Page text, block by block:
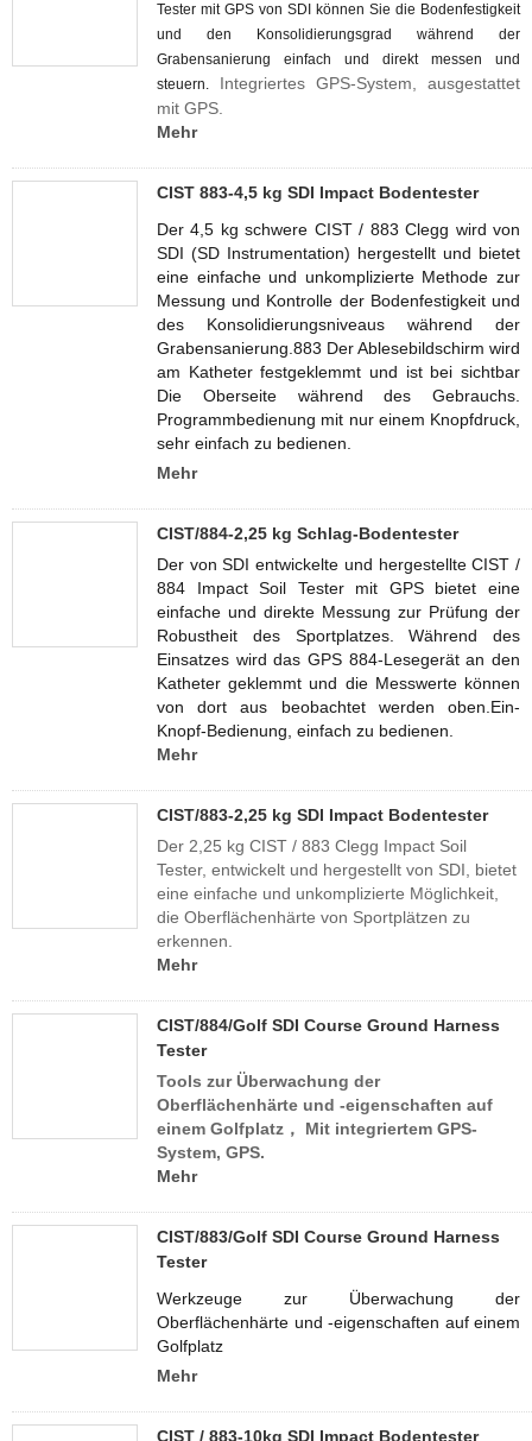
Tester mit GPS von SDI können Sie die Bodenfestigkeit
und den Konsolidierungsgrad während der
Grabensanierung einfach und direkt messen und
steuern.
Integriertes GPS-System, ausgestattet
mit GPS.
Mehr
CIST 883-4,5 kg SDI Impact Bodentester
Der 4,5 kg schwere CIST / 883 Clegg wird von
SDI (SD Instrumentation) hergestellt und bietet
eine einfache und unkomplizierte Methode zur
Messung und Kontrolle der Bodenfestigkeit und
des Konsolidierungsniveaus während der
Grabensanierung.883 Der Ablesebildschirm wird
am Katheter festgeklemmt und ist bei sichtbar
Die Oberseite während des Gebrauchs.
Programmbedienung mit nur einem Knopfdruck,
sehr einfach zu bedienen.
Mehr
CIST/884-2,25 kg Schlag-Bodentester
Der von SDI entwickelte und hergestellte CIST /
884 Impact Soil Tester mit GPS bietet eine
einfache und direkte Messung zur Prüfung der
Robustheit des Sportplatzes. Während des
Einsatzes wird das GPS 884-Lesegerät an den
Katheter geklemmt und die Messwerte können
von dort aus beobachtet werden oben.Ein-
Knopf-Bedienung, einfach zu bedienen.
Mehr
CIST/883-2,25 kg SDI Impact Bodentester
Der 2,25 kg CIST / 883 Clegg Impact Soil
Tester, entwickelt und hergestellt von SDI, bietet
eine einfache und unkomplizierte Möglichkeit,
die Oberflächenhärte von Sportplätzen zu
erkennen.
Mehr
CIST/884/Golf SDI Course Ground Harness
Tester
Tools zur Überwachung der
Oberflächenhärte und -eigenschaften auf
einem Golfplatz，
Mit integriertem GPS-
System, GPS.
Mehr
CIST/883/Golf SDI Course Ground Harness
Tester
Werkzeuge zur Überwachung der
Oberflächenhärte und -eigenschaften auf einem
Golfplatz
Mehr
CIST / 883-10kg SDI Impact Bodentester